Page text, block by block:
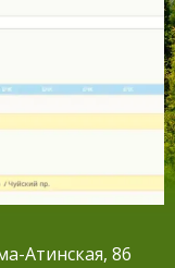
Атинская, 86